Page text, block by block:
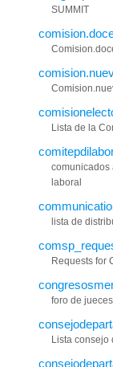
SUMMIT
Lista de la
comunicados
laboral
lista de
Requests for
foro de
Lista consejo